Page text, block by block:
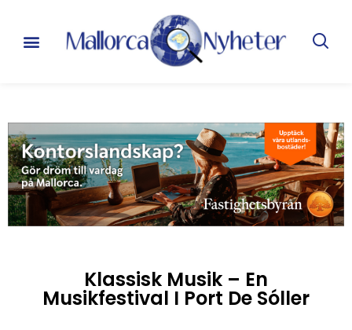
Klassisk Musik – En
Musikfestival I Port De Sóller